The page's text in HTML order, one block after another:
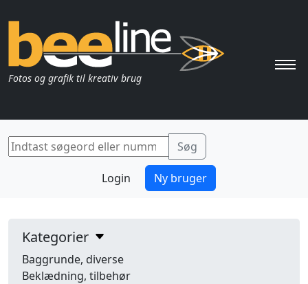
Fotos og grafik til kreativ brug
Login Ny bruger
Kategorier
Baggrunde, diverse
Beklædning, tilbehør